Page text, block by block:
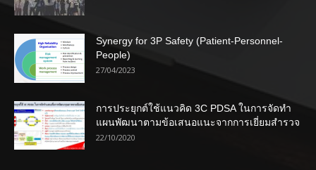
Synergy for 3P Safety (Patient-Personnel-
People)
27/04/2023
การประยุกต์ใช้แนวคิด 3C PDSA ในการจัดทำ
แผนพัฒนาตามข้อเสนอแนะจากการเยี่ยมสำรวจ
22/10/2020